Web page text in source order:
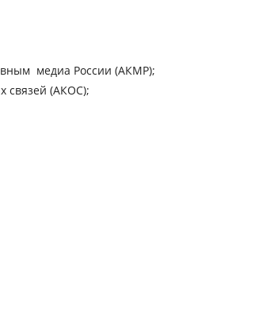
медиа России (АКМР);
связей (АКОС);